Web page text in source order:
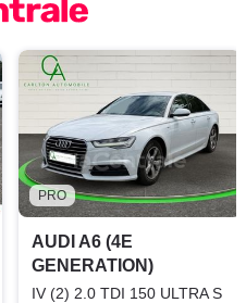
PRO
AUDI A6 (4E
GENERATION)
IV (2) 2.0 TDI 150 ULTRA S